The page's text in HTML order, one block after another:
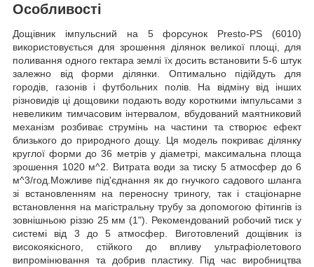
Особливості
Дощівник імпульсний на 5 форсунок Presto-PS (6010)
використовується для зрошення ділянок великої площі, для
поливання одного гектара землі їх досить встановити 5-6 штук
залежно від форми ділянки. Оптимально підійдуть для
городів, газонів і футбольних полів. На відміну від інших
різновидів ці дощовики подають воду короткими імпульсами з
невеликим тимчасовим інтервалом, вбудований маятниковий
механізм розбиває струмінь на частини та створює ефект
близького до природного дощу. Ця модель покриває ділянку
круглої форми до 36 метрів у діаметрі, максимальна площа
зрошення 1020 м^2. Витрата води за тиску 5 атмосфер до 6
м^3/год.Можливе під'єднання як до гнучкого садового шланга
зі встановленням на переносну триногу, так і стаціонарне
встановлення на магістральну трубу за допомогою фітингів із
зовнішньою різзю 25 мм (1"). Рекомендований робочий тиск у
системі від 3 до 5 атмосфер. Виготовлений дощівник із
високоякісного, стійкого до впливу ультрафіолетового
випромінювання та добрив пластику. Під час виробництва